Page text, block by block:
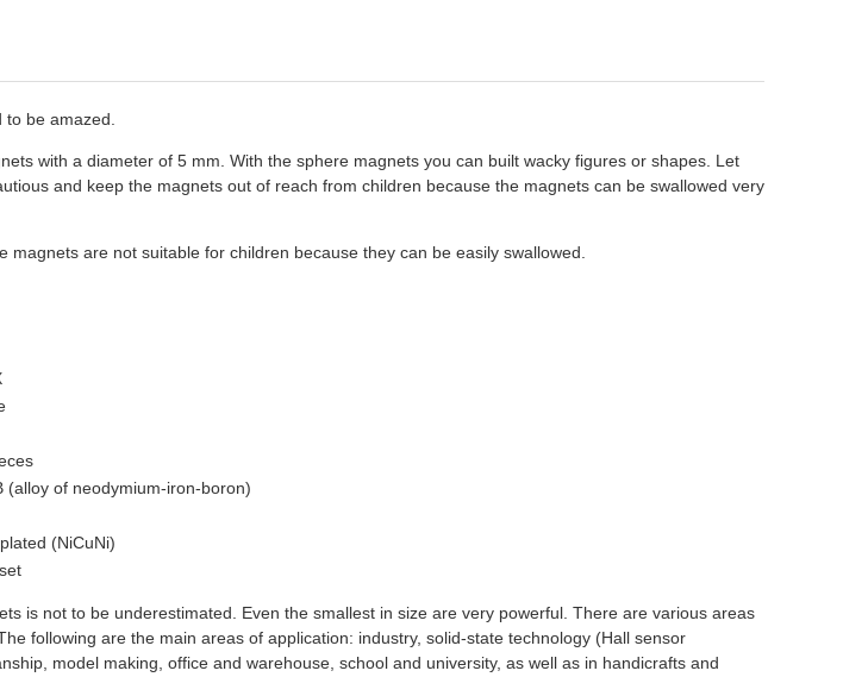
to be amazed.
with a diameter of 5 mm. With the sphere magnets you can built wacky figures or shapes. Let
and keep the magnets out of reach from children because the magnets can be swallowed very
magnets are not suitable for children because they can be easily swallowed.
(alloy of neodymium-iron-boron)
(NiCuNi)
is not to be underestimated. Even the smallest in size are very powerful. There are various areas
following are the main areas of application: industry, solid-state technology (Hall sensor
model making, office and warehouse, school and university, as well as in handicrafts and